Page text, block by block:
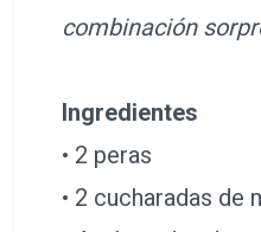
combinación
Ingredientes
• 2 peras
• 2 cucharadas de